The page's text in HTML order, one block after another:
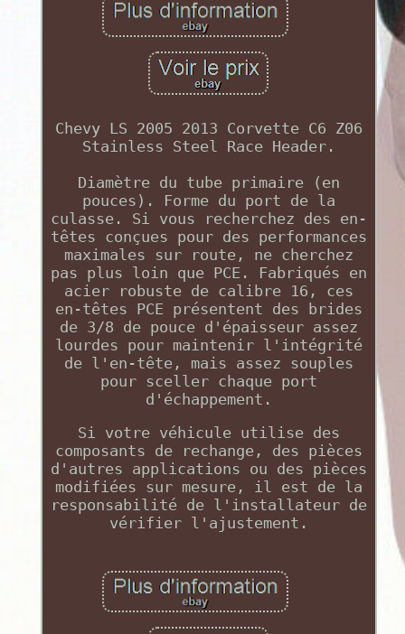
Chevy LS 2005 2013 Corvette C6 Z06
Stainless Steel Race Header.
Diamètre du tube primaire (en
pouces). Forme du port de la
culasse. Si vous recherchez des en-
têtes conçues pour des performances
maximales sur route, ne cherchez
pas plus loin que PCE. Fabriqués en
acier robuste de calibre 16, ces
en-têtes PCE présentent des brides
de 3/8 de pouce d'épaisseur assez
lourdes pour maintenir l'intégrité
de l'en-tête, mais assez souples
pour sceller chaque port
d'échappement.
Si votre véhicule utilise des
composants de rechange, des pièces
d'autres applications ou des pièces
modifiées sur mesure, il est de la
responsabilité de l'installateur de
vérifier l'ajustement.